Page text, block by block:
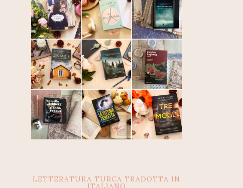
LETTERATURA TURCA TRADOTTA IN
ITALIANO